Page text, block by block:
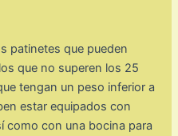
patinetes que pueden
que no superen los 25
tengan un peso inferior a
estar equipados con
como con una bocina para